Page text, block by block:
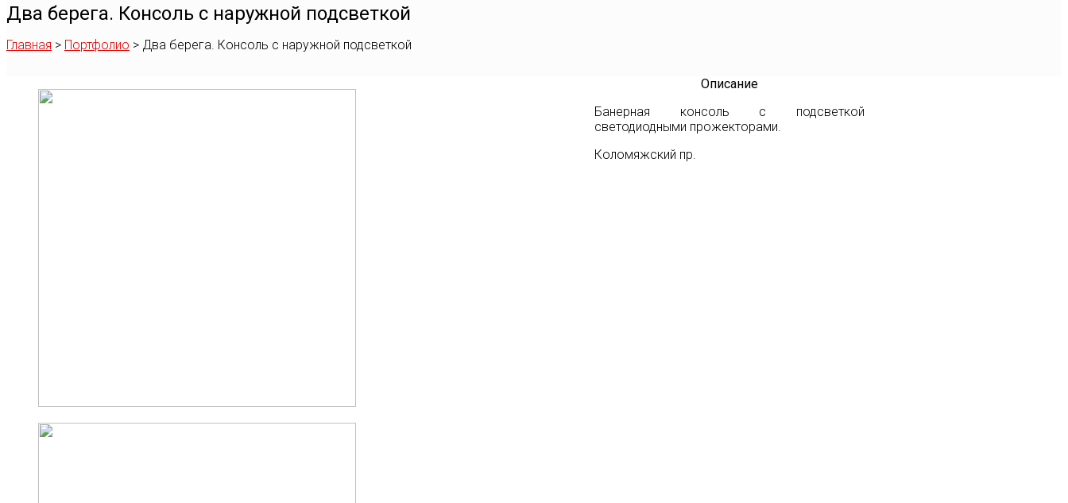
Два берега. Консоль с наружной подсветкой
Главная > Портфолио > Два берега. Консоль с наружной подсветкой
Описание
Банерная консоль с подсветкой
светодиодными прожекторами.
Коломяжский пр.